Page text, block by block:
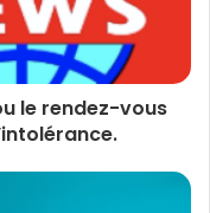
le rendez-vous